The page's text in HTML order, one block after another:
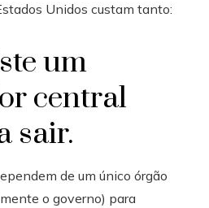
Unidos custam tanto:
um
central
sair.
de um único órgão
o governo) para